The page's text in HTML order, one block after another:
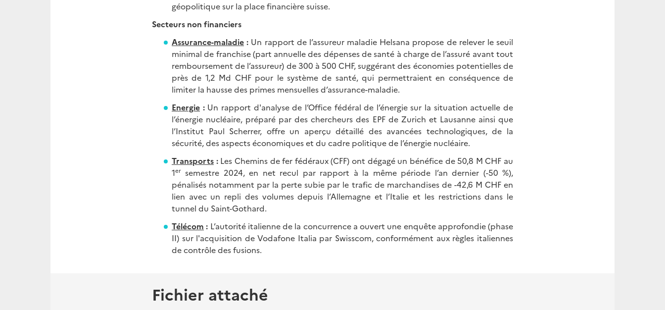
géopolitique sur la place financière suisse.
Secteurs non financiers
Assurance-maladie : Un rapport de l’assureur maladie Helsana propose de relever le seuil
minimal de franchise (part annuelle des dépenses de santé à charge de l’assuré avant tout
remboursement de l’assureur) de 300 à 500 CHF, suggérant des économies potentielles de
près de 1,2 Md CHF pour le système de santé, qui permettraient en conséquence de
limiter la hausse des primes mensuelles d’assurance-maladie.
Energie : Un rapport d'analyse de l’Office fédéral de l’énergie sur la situation actuelle de
l’énergie nucléaire, préparé par des chercheurs des EPF de Zurich et Lausanne ainsi que
l’Institut Paul Scherrer, offre un aperçu détaillé des avancées technologiques, de la
sécurité, des aspects économiques et du cadre politique de l’énergie nucléaire.
Transports : Les Chemins de fer fédéraux (CFF) ont dégagé un bénéfice de 50,8 M CHF au
1er semestre 2024, en net recul par rapport à la même période l’an dernier (-50 %),
pénalisés notamment par la perte subie par le trafic de marchandises de -42,6 M CHF en
lien avec un repli des volumes depuis l’Allemagne et l’Italie et les restrictions dans le
tunnel du Saint-Gothard.
Télécom : L’autorité italienne de la concurrence a ouvert une enquête approfondie (phase
II) sur l'acquisition de Vodafone Italia par Swisscom, conformément aux règles italiennes
de contrôle des fusions.
Fichier attaché